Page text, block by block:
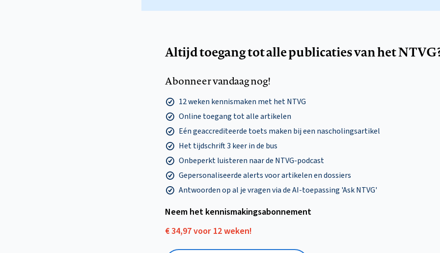
Altijd toegang tot alle publicaties van het
Abonneer vandaag nog!
12 weken kennismaken met het NTVG
Online toegang tot alle artikelen
Eén geaccrediteerde toets maken bij een nascholingsartikel
Het tijdschrift 3 keer in de bus
Onbeperkt luisteren naar de NTVG-podcast
Gepersonaliseerde alerts voor artikelen en dossiers
Antwoorden op al je vragen via de AI-toepassing 'Ask NTVG'
Neem het kennismakings­abonnement
€ 34,97 voor 12 weken!